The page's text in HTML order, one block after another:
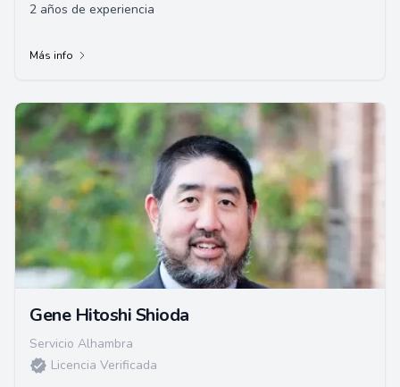
2 años de experiencia
Más info
Gene Hitoshi Shioda
Servicio Alhambra
Licencia Verificada